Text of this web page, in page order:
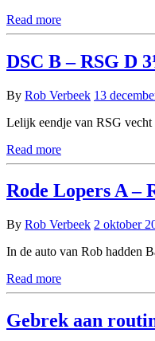
Read more
DSC B – RSG D
By Rob Verbeek 13
Lelijk eendje van RSG vecht
Read more
Rode Lopers A –
By Rob Verbeek 2 oktober
In de auto van Rob hadden
Read more
Gebrek aan